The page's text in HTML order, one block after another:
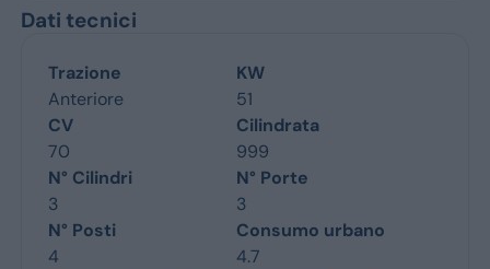
Dati tecnici
Trazione
Anteriore
KW
51
CV
70
Cilindrata
999
N° Cilindri
3
N° Porte
3
N° Posti
4
Consumo urbano
4.7